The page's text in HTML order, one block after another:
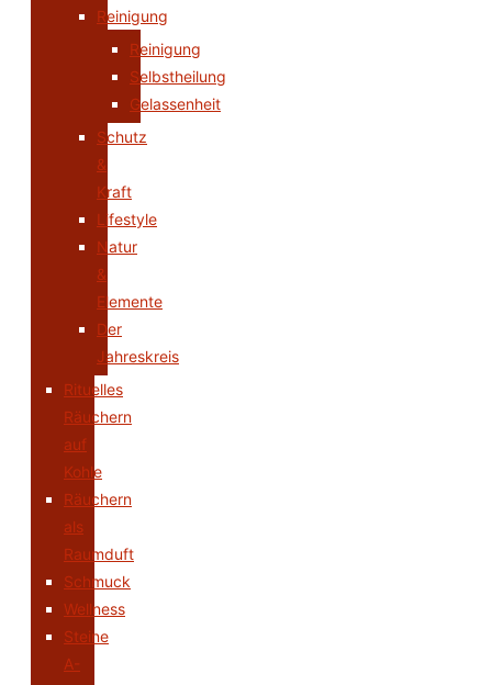
Reinigung
Reinigung
Selbstheilung
Gelassenheit
Schutz
&
Kraft
Lifestyle
Natur
&
Elemente
Der
Jahreskreis
Rituelles
Räuchern
auf
Kohle
Räuchern
als
Raumduft
Schmuck
Wellness
Steine
A-